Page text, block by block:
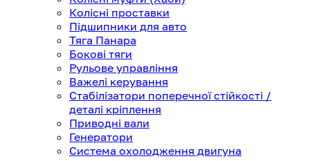
Колісні проставки
Підшипники для авто
Тяга Панара
Бокові тяги
Рульове управління
Важелі керування
Стабілізатори поперечної стійкості /
деталі кріплення
Приводні вали
Генератори
Система охолодження двигуна